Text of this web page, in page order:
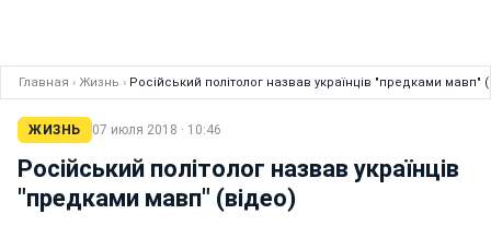
Главная › Жизнь › Російський політолог назвав українців "предками мавп"
ЖИЗНЬ 07 июля 2018 · 10:46
Російський політолог назвав українців
"предками мавп" (відео)